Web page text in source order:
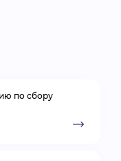
по сбору